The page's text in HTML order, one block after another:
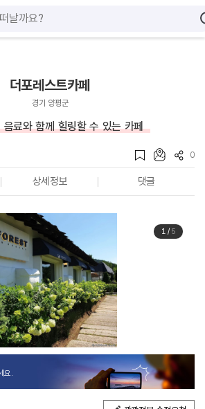
더포레스트카페
경기 양평군
음료와 함께 힐링할 수 있는 카페
0
상세정보 댓글
1/ 5
.